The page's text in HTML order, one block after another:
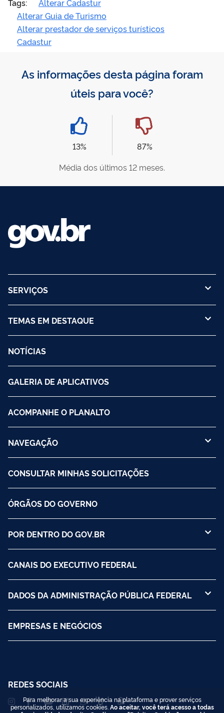
Tags:
Alterar Cadastur
Alterar Guia de Turismo
Alterar prestador de serviços turísticos
Cadastur
As informações desta página foram
úteis para você?
13%
87%
Média dos últimos 12 meses.
SERVIÇOS
TEMAS EM DESTAQUE
NOTÍCIAS
GALERIA DE APLICATIVOS
ACOMPANHE O PLANALTO
NAVEGAÇÃO
CONSULTAR MINHAS SOLICITAÇÕES
ÓRGÃOS DO GOVERNO
POR DENTRO DO GOV.BR
CANAIS DO EXECUTIVO FEDERAL
DADOS DA ADMINISTRAÇÃO PÚBLICA FEDERAL
EMPRESAS E NEGÓCIOS
REDES SOCIAIS
Para melhorar a sua experiência na plataforma e prover serviços
personalizados, utilizamos cookies. Ao aceitar, você terá acesso a todas